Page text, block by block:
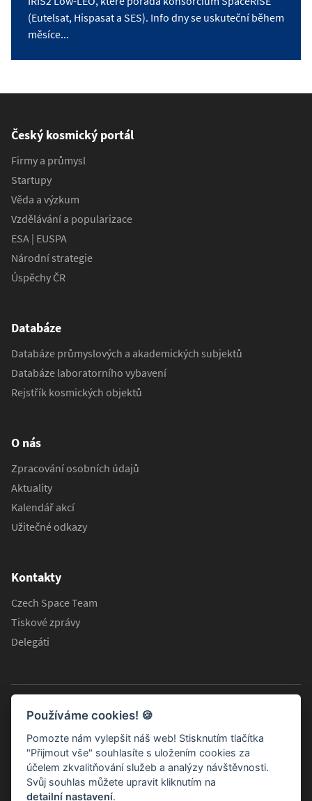
(Eutelsat, Hispasat a SES). Info dny se uskuteční během
měsíce...
Český kosmický portál
Firmy a průmysl
Startupy
Věda a výzkum
Vzdělávání a popularizace
ESA | EUSPA
Národní strategie
Úspěchy ČR
Databáze
Databáze průmyslových a akademických subjektů
Databáze laboratorního vybavení
Rejstřík kosmických objektů
O nás
Zpracování osobních údajů
Aktuality
Kalendář akcí
Užitečné odkazy
Kontakty
Czech Space Team
Tiskové zprávy
Delegáti
Používáme cookies! 🍪
Pomozte nám vylepšit náš web! Stisknutím tlačítka
"Přijmout vše" souhlasíte s uložením cookies za
účelem zkvalitňování služeb a analýzy návštěvnosti.
Svůj souhlas můžete upravit kliknutím na
detailní nastavení.